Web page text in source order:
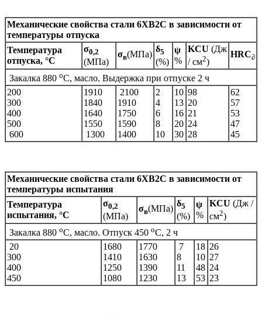
Механические свойства стали 6ХВ2С в зависимости от
температуры отпуска
Температура
отпуска, °С
σ0,2
(МПа)
σв(МПа)
δ5
(%)
ψ
%
KCU (Дж
/ см2)
HRC∂
Закалка 880 oC, масло. Выдержка при отпуске 2 ч
200
300
400
500
600
1910
1840
1640
1550
1300
2100
1910
1750
1590
1400
2
4
6
8
10
10
13
16
20
30
98
20
21
24
28
62
57
53
47
45
Механические свойства стали 6ХВ2С в зависимости от
температуры испытания
Температура
испытания, °С
σ0,2
(МПа)
σв(МПа)
δ5
(%)
ψ
%
KCU (Дж /
см2)
Закалка 880 oC, масло. Отпуск 450 oC, 2 ч
20
300
400
450
1680
1410
1250
1080
1770
1630
1390
1230
7
8
11
13
18
10
48
53
26
27
24
23